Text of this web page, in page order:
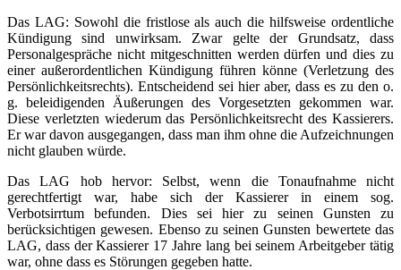
Das LAG: Sowohl die fristlose als auch die hilfsweise ordentliche
Kündigung sind unwirksam. Zwar gelte der Grundsatz, dass
Personalgespräche nicht mitgeschnitten werden dürfen und dies zu
einer außerordentlichen Kündigung führen könne (Verletzung des
Persönlichkeitsrechts). Entscheidend sei hier aber, dass es zu den o.
g. beleidigenden Äußerungen des Vorgesetzten gekommen war.
Diese verletzten wiederum das Persönlichkeitsrecht des Kassierers.
Er war davon ausgegangen, dass man ihm ohne die Aufzeichnungen
nicht glauben würde.
Das LAG hob hervor: Selbst, wenn die Tonaufnahme nicht
gerechtfertigt war, habe sich der Kassierer in einem sog.
Verbotsirrtum befunden. Dies sei hier zu seinen Gunsten zu
berücksichtigen gewesen. Ebenso zu seinen Gunsten bewertete das
LAG, dass der Kassierer 17 Jahre lang bei seinem Arbeitgeber tätig
war, ohne dass es Störungen gegeben hatte.